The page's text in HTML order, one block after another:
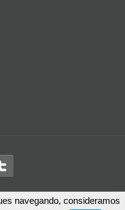
los derechos reservados
navegando, consideramos